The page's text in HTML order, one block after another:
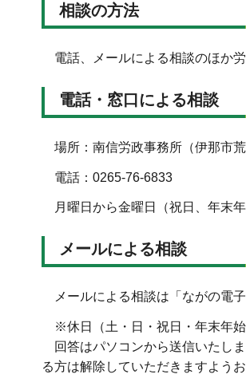
相談の方法
電話、メールによる相談のほか
電話・窓口による相談
場所：南信労政事務所（伊那市
電話：0265-76-6833
月曜日から金曜日（祝日、年末
メールによる相談
メールによる相談は「ながの電
※休日（土・日・祝日・年末年
回答はパソコンから送信いたし
る方は解除していただきますよう